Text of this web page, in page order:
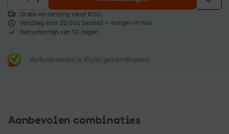
Gratis verzending vanaf €50,-
Vandaag voor 22:00u besteld = morgen in huis
Retourtermijn van 30 dagen
Verfwebwinkel is Kiyoh gecertificeerd
Aanbevolen combinaties